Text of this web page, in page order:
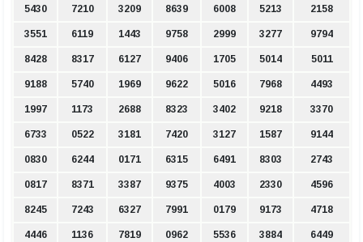
5430 7210 3209 8639 6008 5213 2158
3551 6119 1443 9758 2999 3277 9794
8428 8317 6127 9406 1705 5014 5011
9188 5740 1969 9622 5016 7968 4493
1997 1173 2688 8323 3402 9218 3370
6733 0522 3181 7420 3127 1587 9144
0830 6244 0171 6315 6491 8303 2743
0817 8371 3387 9375 4003 2330 4596
8245 7243 6327 7991 0179 9173 4718
4446 1136 7819 0962 5536 3884 6449